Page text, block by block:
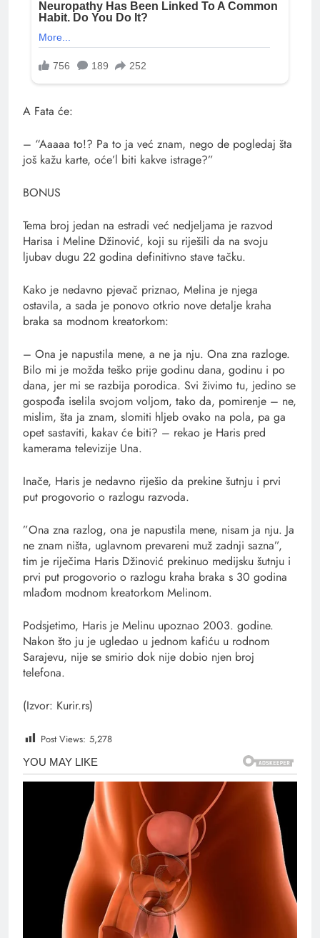
A Fata će:
– “Aaaaa to!? Pa to ja već znam, nego de pogledaj šta
još kažu karte, oće’l biti kakve istrage?”
BONUS
Tema broj jedan na estradi već nedjeljama je razvod
Harisa i Meline Džinović, koji su riješili da na svoju
ljubav dugu 22 godina definitivno stave tačku.
Kako je nedavno pjevač priznao, Melina je njega
ostavila, a sada je ponovo otkrio nove detalje kraha
braka sa modnom kreatorkom:
– Ona je napustila mene, a ne ja nju. Ona zna razloge.
Bilo mi je možda teško prije godinu dana, godinu i po
dana, jer mi se razbija porodica. Svi živimo tu, jedino se
gospođa iselila svojom voljom, tako da, pomirenje – ne,
mislim, šta ja znam, slomiti hljeb ovako na pola, pa ga
opet sastaviti, kakav će biti? – rekao je Haris pred
kamerama televizije Una.
Inače, Haris je nedavno riješio da prekine šutnju i prvi
put progovorio o razlogu razvoda.
”Ona zna razlog, ona je napustila mene, nisam ja nju. Ja
ne znam ništa, uglavnom prevareni muž zadnji sazna”,
tim je riječima Haris Džinović prekinuo medijsku šutnju i
prvi put progovorio o razlogu kraha braka s 30 godina
mlađom modnom kreatorkom Melinom.
Podsjetimo, Haris je Melinu upoznao 2003. godine.
Nakon što ju je ugledao u jednom kafiću u rodnom
Sarajevu, nije se smirio dok nije dobio njen broj
telefona.
(Izvor: Kurir.rs)
Post Views: 5,278